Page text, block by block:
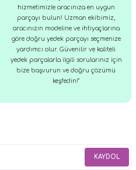
hizmetimizle aracınıza en uygun
parçayı bulun! Uzman ekibimiz,
aracınızın modeline ve ihtiyaçlarına
göre doğru yedek parçayı seçmenize
yardımcı olur. Güvenilir ve kaliteli
yedek parçalarla ilgili sorularınız için
bize başvurun ve doğru çözümü
keşfedin!"
KAYDOL